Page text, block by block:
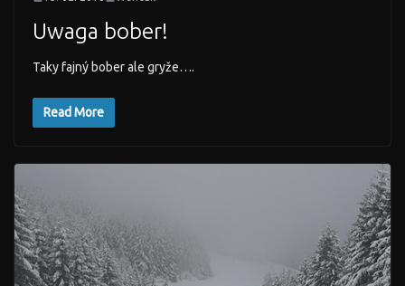
Uwaga bober!
Taky fajný bober ale gryže….
Read More